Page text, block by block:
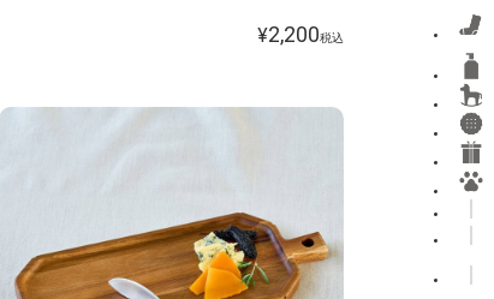
¥2,200税込